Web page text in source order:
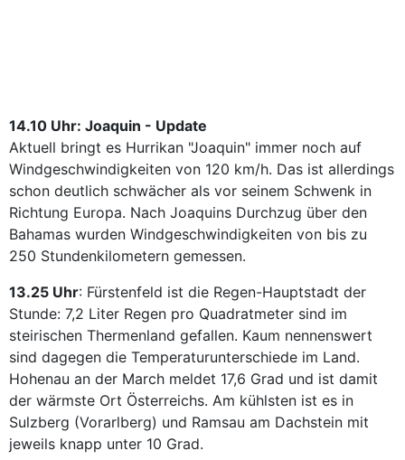
14.10 Uhr: Joaquin - Update
Aktuell bringt es Hurrikan "Joaquin" immer noch auf
Windgeschwindigkeiten von 120 km/h. Das ist allerdings
schon deutlich schwächer als vor seinem Schwenk in
Richtung Europa. Nach Joaquins Durchzug über den
Bahamas wurden Windgeschwindigkeiten von bis zu
250 Stundenkilometern gemessen.
13.25 Uhr: Fürstenfeld ist die Regen-Hauptstadt der
Stunde: 7,2 Liter Regen pro Quadratmeter sind im
steirischen Thermenland gefallen. Kaum nennenswert
sind dagegen die Temperaturunterschiede im Land.
Hohenau an der March meldet 17,6 Grad und ist damit
der wärmste Ort Österreichs. Am kühlsten ist es in
Sulzberg (Vorarlberg) und Ramsau am Dachstein mit
jeweils knapp unter 10 Grad.